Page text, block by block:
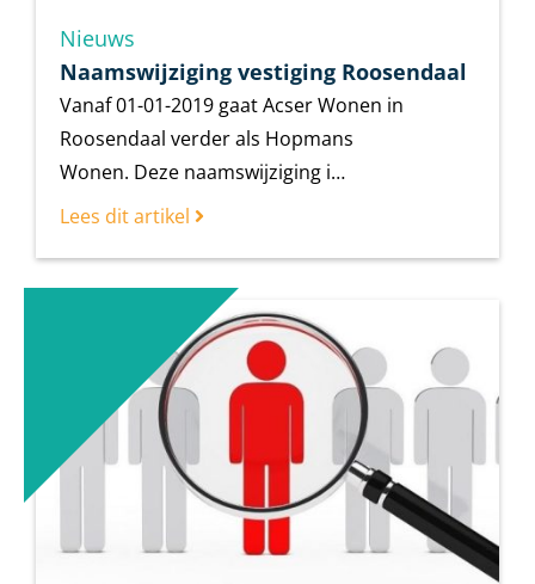
Nieuws
Naamswijziging vestiging Roosendaal
Vanaf 01-01-2019 gaat Acser Wonen in
Roosendaal verder als Hopmans
Wonen. Deze naamswijziging i…
Lees dit artikel